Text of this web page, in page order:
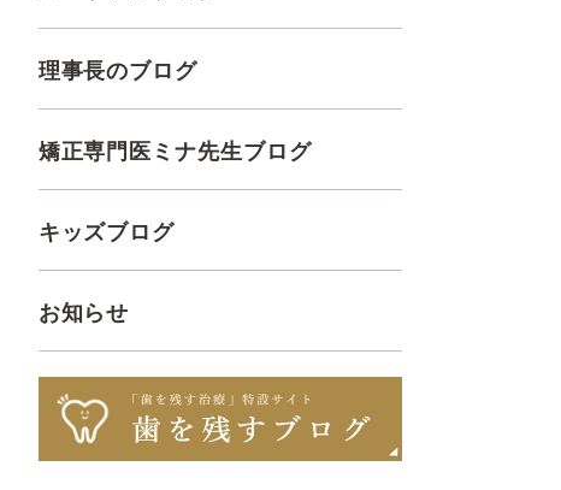
理事長のブログ
矯正専門医ミナ先生ブログ
キッズブログ
お知らせ